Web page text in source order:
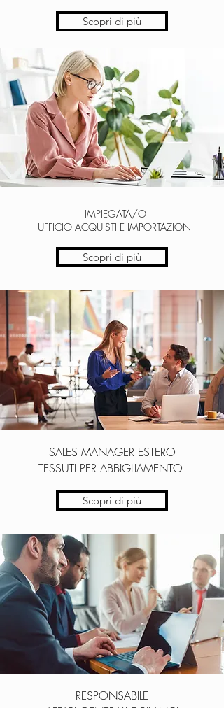
Scopri di più
IMPIEGATA/O
UFFICIO ACQUISTI E IMPORTAZIONI
Scopri di più
SALES MANAGER ESTERO
TESSUTI PER ABBIGLIAMENTO
Scopri di più
RESPONSABILE